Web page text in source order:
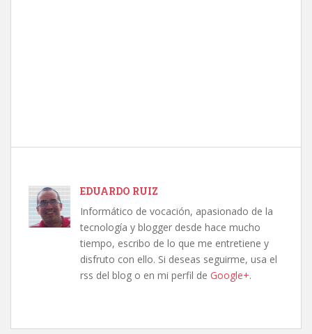
EDUARDO RUIZ
Informático de vocación, apasionado de la
tecnología y blogger desde hace mucho
tiempo, escribo de lo que me entretiene y
disfruto con ello. Si deseas seguirme, usa el
rss del blog o en mi perfil de Google+.